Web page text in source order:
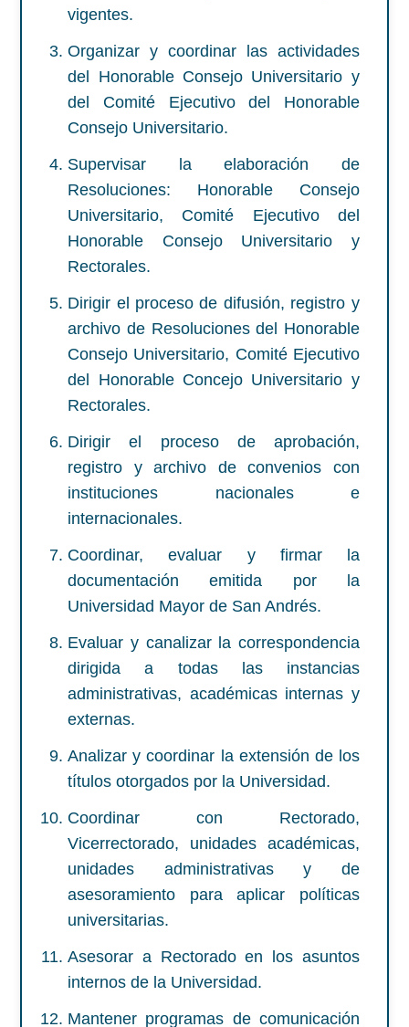
vigentes.
Organizar y coordinar las actividades
del Honorable Consejo Universitario y
del Comité Ejecutivo del Honorable
Consejo Universitario.
Supervisar la elaboración de
Resoluciones: Honorable Consejo
Universitario, Comité Ejecutivo del
Honorable Consejo Universitario y
Rectorales.
Dirigir el proceso de difusión, registro y
archivo de Resoluciones del Honorable
Consejo Universitario, Comité Ejecutivo
del Honorable Concejo Universitario y
Rectorales.
Dirigir el proceso de aprobación,
registro y archivo de convenios con
instituciones nacionales e
internacionales.
Coordinar, evaluar y firmar la
documentación emitida por la
Universidad Mayor de San Andrés.
Evaluar y canalizar la correspondencia
dirigida a todas las instancias
administrativas, académicas internas y
externas.
Analizar y coordinar la extensión de los
títulos otorgados por la Universidad.
Coordinar con Rectorado,
Vicerrectorado, unidades académicas,
unidades administrativas y de
asesoramiento para aplicar políticas
universitarias.
Asesorar a Rectorado en los asuntos
internos de la Universidad.
Mantener programas de comunicación